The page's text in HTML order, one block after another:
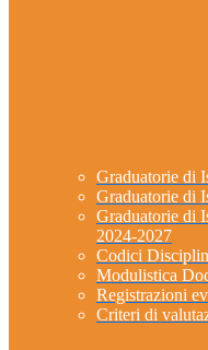
Graduatorie di
Graduatorie di
Graduatorie di
2024-2027
Codici
Modulistica
Registrazioni
Criteri di